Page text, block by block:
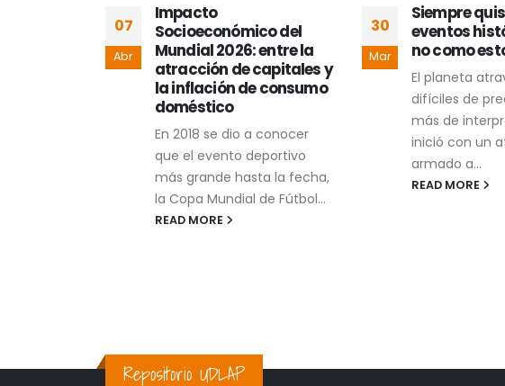
07
Abr
Impacto
Socioeconómico del
Mundial 2026: entre la
atracción de capitales y
la inflación de consumo
doméstico
En 2018 se dio a conocer
que el evento deportivo
más grande hasta la fecha,
la Copa Mundial de Fútbol...
READ MORE
30
Mar
Siempre
eventos
no como
El planeta
difíciles de
más de
inició con un
armado a...
READ MORE
Repositorio UDLAP